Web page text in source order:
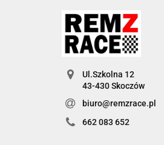
Ul.Szkolna 12
43-430 Skoczów
biuro@remzrace.pl
662 083 652